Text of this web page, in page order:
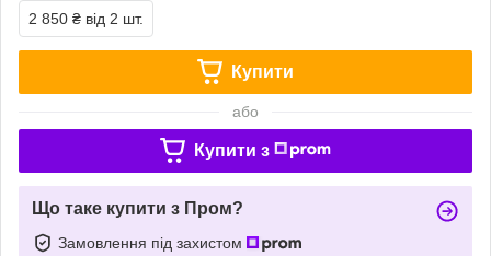
2 850 ₴ від 2 шт.
Купити
або
Купити з
Що таке купити з Пром?
Замовлення під захистом